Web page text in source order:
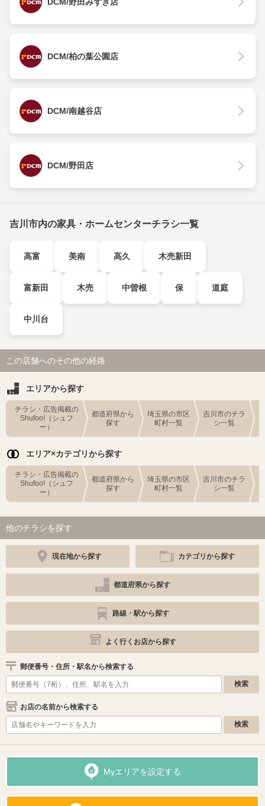
DCM/柏の葉公園店
DCM/南越谷店
DCM/野田店
吉川市内の家具・ホームセンターチラシ一覧
高富 美南 高久 木売新田
富新田 木売 中曽根 保 道庭
中川台
この店舗へのその他の経路
エリアから探す
チラシ・広告掲載の
Shufoo!（シュフ
ー）
都道府県から
探す
埼玉県の市区
町村一覧
吉川市のチラ
シ一覧
エリア×カテゴリから探す
チラシ・広告掲載の
Shufoo!（シュフ
ー）
都道府県から
探す
埼玉県の市区
町村一覧
吉川市のチラ
シ一覧
他のチラシを探す
現在地から探す カテゴリから探す
都道府県から探す
路線・駅から探す
よく行くお店から探す
郵便番号・住所・駅名から検索する
お店の名前から検索する
Myエリアを設定する